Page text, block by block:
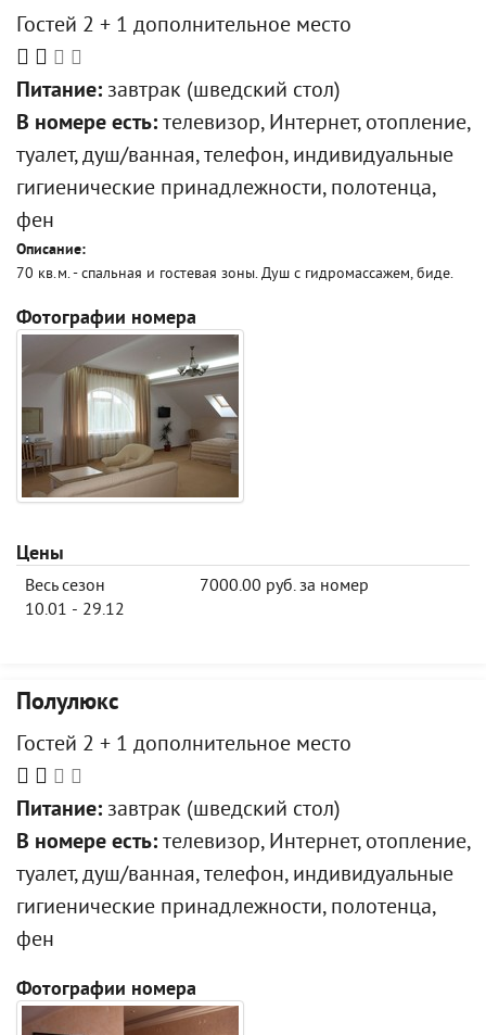
Гостей 2 + 1 дополнительное место
Питание: завтрак (шведский стол)
В номере есть: телевизор, Интернет, отопление,
туалет, душ/ванная, телефон, индивидуальные
гигиенические принадлежности, полотенца,
фен
Описание:
70 кв.м. - спальная и гостевая зоны. Душ с гидромассажем, биде.
Фотографии номера
Цены
Весь сезон
10.01 - 29.12
7000.00 руб. за номер
Полулюкс
Гостей 2 + 1 дополнительное место
Питание: завтрак (шведский стол)
В номере есть: телевизор, Интернет, отопление,
туалет, душ/ванная, телефон, индивидуальные
гигиенические принадлежности, полотенца,
фен
Фотографии номера